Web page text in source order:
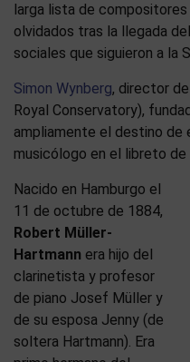
larga lista de
olvidados tras la llegada
sociales que siguieron a la
Simon Wynberg, director
Royal Conservatory),
ampliamente el destino
musicólogo en el libreto
Nacido en Hamburgo el
11 de octubre de 1884,
Robert Müller-
Hartmann era hijo del
clarinetista y profesor
de piano Josef Müller y
de su esposa Jenny (de
soltera Hartmann). Era